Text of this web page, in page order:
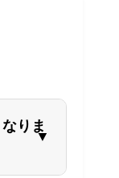
りま